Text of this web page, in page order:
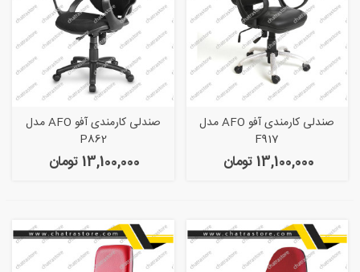
صندلی کارمندی آفو AFO مدل
F917
13,100,000 تومان
صندلی کارمندی آفو AFO مدل
P862
13,100,000 تومان